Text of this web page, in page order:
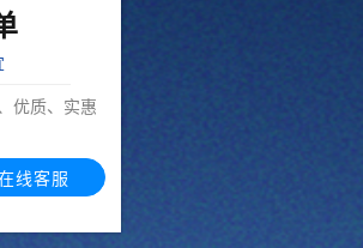
优质、实惠
线客服